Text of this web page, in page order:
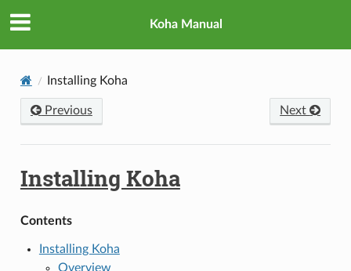
Koha Manual
Installing Koha
Previous Next
Installing Koha
Contents
Installing Koha
Overview